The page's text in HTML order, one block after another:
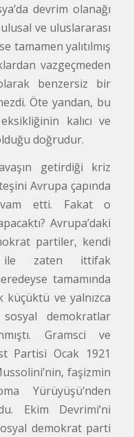
devrim olanağı
ve uluslararası
tamamen yalıtılmış
vazgeçmeden
benzersiz bir
Öte yandan, bu
kalıcı ve
doğrudur.
getirdiği kriz
Avrupa çapında
etti. Fakat o
Avrupa’daki
partiler, kendi
ile zaten ittifak
tamamında
ve yalnızca
demokratlar
Gramsci ve
Partisi Ocak 1921
faşizmin
Yürüyüşü’nden
Ekim Devrimi’ni
demokrat parti